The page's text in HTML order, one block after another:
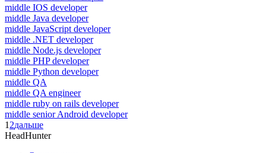
middle IOS developer
middle Java developer
middle JavaScript developer
middle .NET developer
middle Node.js developer
middle PHP developer
middle Python developer
middle QA
middle QA engineer
middle ruby on rails developer
middle senior Android developer
1 2дальше
HeadHunter